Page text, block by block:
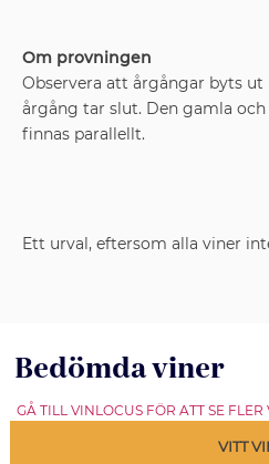
Om provningen
Observera att årgångar byts
årgång tar slut. Den gamla
finnas parallellt.
Ett urval, eftersom alla viner
Bedömda viner
GÅ TILL VINLOCUS FÖR ATT SE FLER
VITT